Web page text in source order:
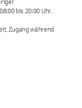
bis 20:00 Uhr.
Zugang während